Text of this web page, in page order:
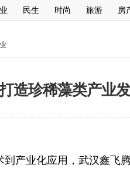
民生 时尚 旅游 房
造珍稀藻类产业
产业化应用，武汉鑫飞